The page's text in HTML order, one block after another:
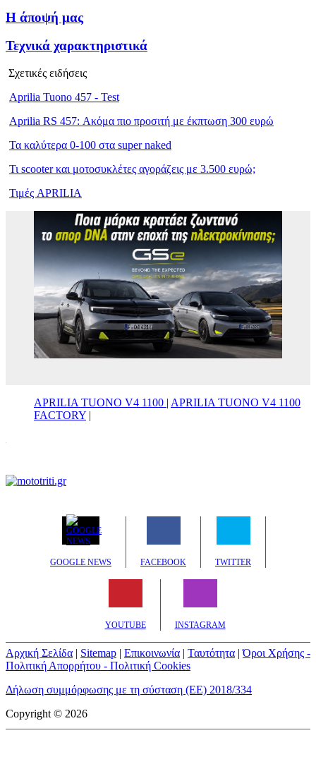
Η άποψή μας
Τεχνικά χαρακτηριστικά
Σχετικές ειδήσεις
Aprilia Tuono 457 - Test
Aprilia RS 457: Ακόμα πιο προσιτή με έκπτωση 300 ευρώ
Τα καλύτερα 0-100 στα super naked
Τι scooter και μοτοσυκλέτες αγοράζεις με 3.500 ευρώ;
Τιμές APRILIA
APRILIA TUONO V4 1100 | APRILIA TUONO V4 1100
FACTORY |
GOOGLE NEWS FACEBOOK TWITTER
YOUTUBE INSTAGRAM
Αρχική Σελίδα | Sitemap | Επικοινωνία | Ταυτότητα |Όροι Χρήσης -
Πολιτική Απορρήτου - Πολιτική Cookies
Δήλωση συμμόρφωσης με τη σύσταση (ΕΕ) 2018/334
Copyright © 2026